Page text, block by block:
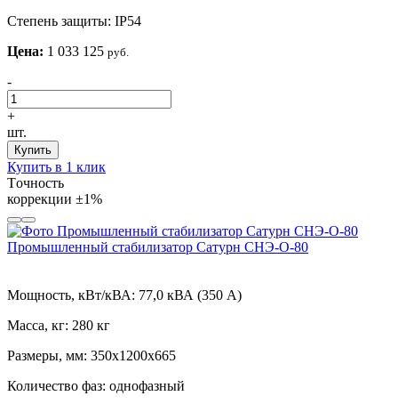
Степень защиты: IP54
Цена: 1 033 125 руб.
-
+
шт.
Купить
Купить в 1 клик
Tочность
коррекции ±1%
Промышленный стабилизатор Сатурн СНЭ-О-80
Мощность, кВт/кВА: 77,0 кВА (350 А)
Масса, кг: 280 кг
Размеры, мм: 350х1200х665
Количество фаз: однофазный